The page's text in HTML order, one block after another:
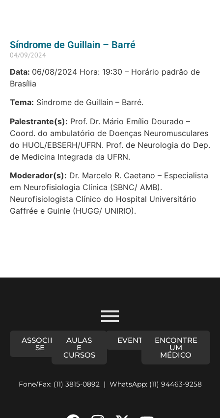
Síndrome de Guillain – Barré
04/09/2024
Data: 06/08/2024 Hora: 19:30 – Horário padrão de
Brasília
Tema: Síndrome de Guillain – Barré.
Palestrante(s): Prof. Dr. Mário Emílio Dourado –
Coord. do ambulatório de Doenças Neuromusculares
do HUOL/EBSERH/UFRN. Prof. de Neurologia do Dep.
de Medicina Integrada da UFRN.
Moderador(s): Dr. Marcelo R. Caetano – Especialista
em Neurofisiologia Clínica (SBNC/ AMB).
Neurofisiologista Clínico do Hospital Universitário
Gaffrée e Guinle (HUGG/ UNIRIO).
ASSOCIE-
SE
AULAS
E
CURSOS
EVENTOS ENCONTRE
UM
MÉDICO
Fone/Fax: (11) 3815-0892 | WhatsApp: (11) 94463-9258